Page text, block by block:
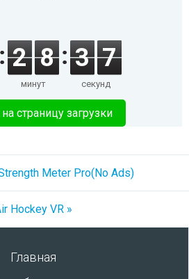
2 8
минут
3 7
секунд
страницу загрузки
Meter Pro(No Ads)
Hockey VR »
Главная